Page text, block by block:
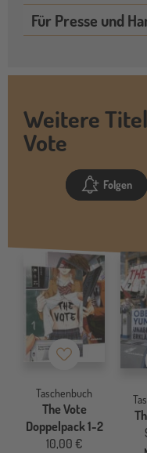
Für Presse und
Weitere
Vote
Folgen
Merkzettel
Taschenbuch
The Vote
Doppelpack 1-2
10,00 €